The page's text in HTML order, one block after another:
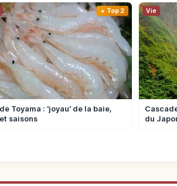
Top 2
Toyama : 'joyau' de la baie,
saisons
Vie
du